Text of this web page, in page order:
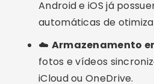
Conclusão
Manter o smartphone
2025 é mais fácil do que